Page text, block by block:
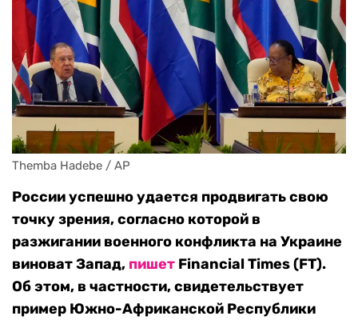
Themba Hadebe / AP
России успешно удается продвигать свою
точку зрения, согласно которой в
разжигании военного конфликта на Украине
виноват Запад, пишет Financial Times (FT).
Об этом, в частности, свидетельствует
пример Южно-Африканской Республики